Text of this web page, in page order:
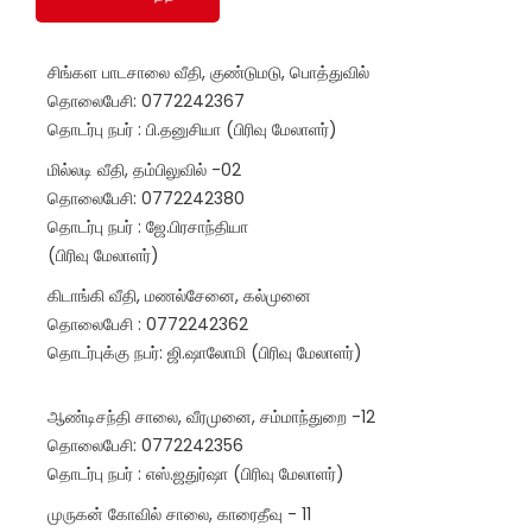
சிங்கள பாடசாலை வீதி, குண்டுமடு, பொத்துவில்
தொலைபேசி: 0772242367
தொடர்பு நபர் : பி.தனுசியா (பிரிவு மேலாளர்)
மில்லடி வீதி, தம்பிலுவில் -02
தொலைபேசி: 0772242380
தொடர்பு நபர் : ஜே.பிரசாந்தியா
(பிரிவு மேலாளர்)
கிடாங்கி வீதி, மணல்சேனை, கல்முனை
தொலைபேசி : 0772242362
தொடர்புக்கு நபர்: ஜி.ஷாலோமி (பிரிவு மேலாளர்)
ஆண்டிசந்தி சாலை, வீரமுனை, சம்மாந்துறை -12
தொலைபேசி: 0772242356
தொடர்பு நபர் : எஸ்.ஜதுர்ஷா (பிரிவு மேலாளர்)
முருகன் கோவில் சாலை, காரைதீவு - 11